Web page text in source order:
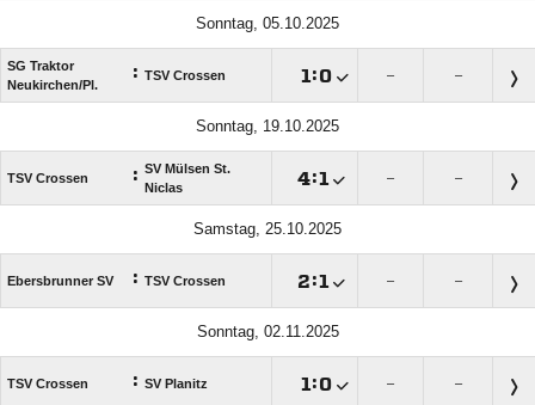
Sonntag, 05.10.2025
SG Traktor
Neukirchen/​Pl.
: TSV Crossen : – –
Sonntag, 19.10.2025
TSV Crossen : SV Mülsen St.
Niclas
: – –
Samstag, 25.10.2025
Ebersbrunner SV : TSV Crossen : – –
Sonntag, 02.11.2025
TSV Crossen : SV Planitz : – –